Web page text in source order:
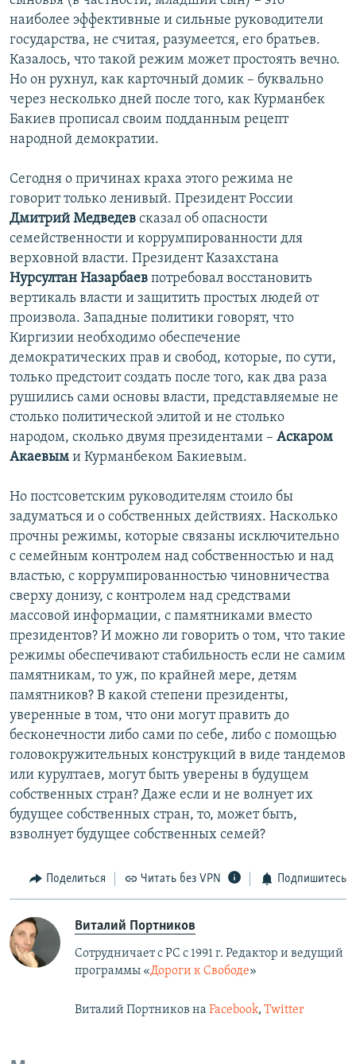
наиболее эффективные и сильные руководители
государства, не считая, разумеется, его братьев.
Казалось, что такой режим может простоять вечно.
Но он рухнул, как карточный домик – буквально
через несколько дней после того, как Курманбек
Бакиев прописал своим подданным рецепт
народной демократии.
Сегодня о причинах краха этого режима не
говорит только ленивый. Президент России
Дмитрий Медведев сказал об опасности
семейственности и коррумпированности для
верховной власти. Президент Казахстана
Нурсултан Назарбаев потребовал восстановить
вертикаль власти и защитить простых людей от
произвола. Западные политики говорят, что
Киргизии необходимо обеспечение
демократических прав и свобод, которые, по сути,
только предстоит создать после того, как два раза
рушились сами основы власти, представляемые не
столько политической элитой и не столько
народом, сколько двумя президентами – Аскаром
Акаевым и Курманбеком Бакиевым.
Но постсоветским руководителям стоило бы
задуматься и о собственных действиях. Насколько
прочны режимы, которые связаны исключительно
с семейным контролем над собственностью и над
властью, с коррумпированностью чиновничества
сверху донизу, с контролем над средствами
массовой информации, с памятниками вместо
президентов? И можно ли говорить о том, что такие
режимы обеспечивают стабильность если не самим
памятникам, то уж, по крайней мере, детям
памятников? В какой степени президенты,
уверенные в том, что они могут править до
бесконечности либо сами по себе, либо с помощью
головокружительных конструкций в виде тандемов
или курултаев, могут быть уверены в будущем
собственных стран? Даже если и не волнует их
будущее собственных стран, то, может быть,
взволнует будущее собственных семей?
Поделиться Читать без VPN Подпишитесь
Виталий Портников
Сотрудничает с РС с 1991 г. Редактор и ведущий
программы «Дороги к Свободе»
Виталий Портников на Facebook, Twitter